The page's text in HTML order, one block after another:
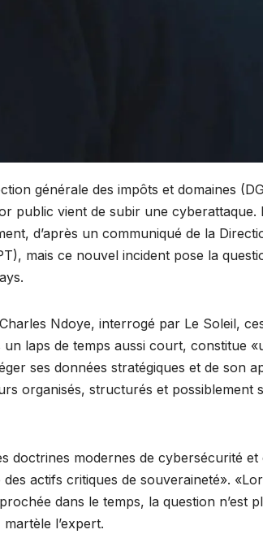
générale des impôts et domaines
public vient de subir une cyberattaque.
d’après un communiqué de la
mais ce nouvel incident pose la
Ndoye, interrogé par Le Soleil,
laps de temps aussi court, constitue
ses données stratégiques et de son
organisés, structurés et possiblement
doctrines modernes de cybersécurité et
actifs critiques de souveraineté».
dans le temps, la question n’est
l’expert.